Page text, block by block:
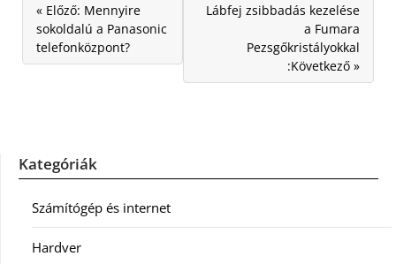
« Előző: Mennyire
sokoldalú a Panasonic
telefonközpont?
Lábfej zsibbadás kezelése
a Fumara
Pezsgőkristályokkal
:Következő »
Kategóriák
Számítógép és internet
Hardver